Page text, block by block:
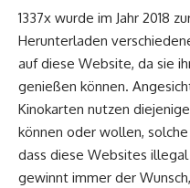
1337x wurde im Jahr 2018
Herunterladen
auf diese Website, da sie
genießen können.
Kinokarten nutzen
können oder wollen,
dass diese Websites
gewinnt immer der